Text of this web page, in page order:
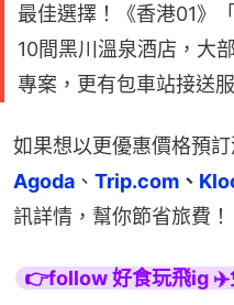
最佳選擇！《香港01》
10間黑川溫泉酒店，大
專案，更有包車站接送
如果想以更優惠價格預
Agoda 、 Trip.com 、
訊詳情，幫你節省旅費！
👉follow 好食玩飛ig ✈️